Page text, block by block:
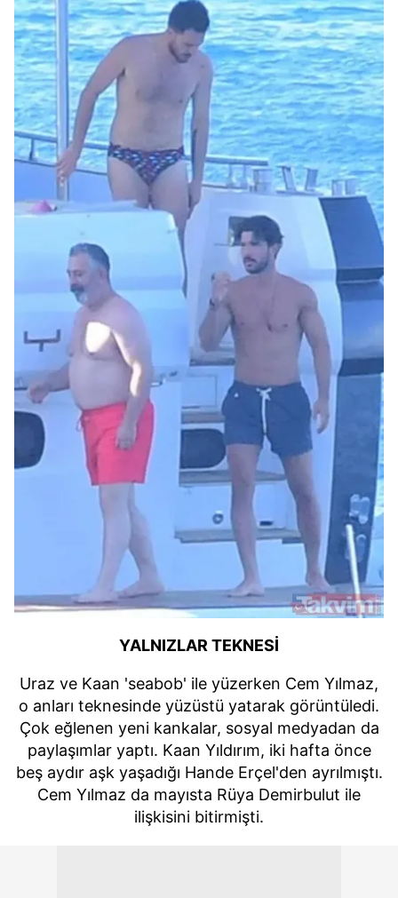
YALNIZLAR TEKNESİ
Uraz ve Kaan 'seabob' ile yüzerken Cem Yılmaz,
o anları teknesinde yüzüstü yatarak görüntüledi.
Çok eğlenen yeni kankalar, sosyal medyadan da
paylaşımlar yaptı. Kaan Yıldırım, iki hafta önce
beş aydır aşk yaşadığı Hande Erçel'den ayrılmıştı.
Cem Yılmaz da mayısta Rüya Demirbulut ile
ilişkisini bitirmişti.